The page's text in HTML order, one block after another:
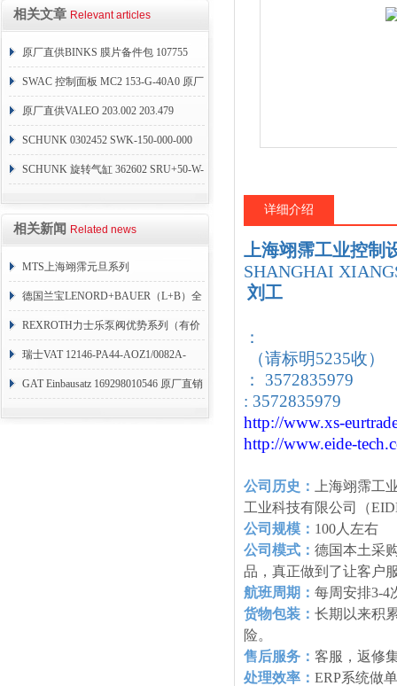
相关文章 Relevant articles
原厂直供BINKS 膜片备件包 107755
SWAC 控制面板 MC2 153-G-40A0 原厂
直销
原厂直供VALEO 203.002 203.479
SCHUNK 0302452 SWK-150-000-000
SCHUNK 旋转气缸 362602 SRU+50-W-
相关新闻 Related news
MTS上海翊霈元旦系列
RHM3050MR081A01
德国兰宝LENORD+BAUER（L+B）全
系列编码器
REXROTH力士乐泵阀优势系列（有价
目表）
瑞士VAT 12146-PA44-AOZ1/0082A-
1173938
GAT Einbausatz 169298010546 原厂直销
详细介绍
上海翊霈工业控制
SHANGHAI
刘工
：
（请标明5235收）
： 3572835979
: 3572835979
http://www.xs-
http://www.eide-tech
公司历史：
上海翊霈工
工业科技有限公司（
公司规模： 100人左右
公司模式： 德国本土采
品，真正做到了让客户
航班周期： 每周安排3-4
货物包装： 长期以来积
险。
售后服务： 客服，返修
处理效率： ERP系统做